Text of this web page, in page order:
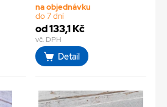
na objednávku
do 7 dní
od 133,1 Kč
vč. DPH
Detail